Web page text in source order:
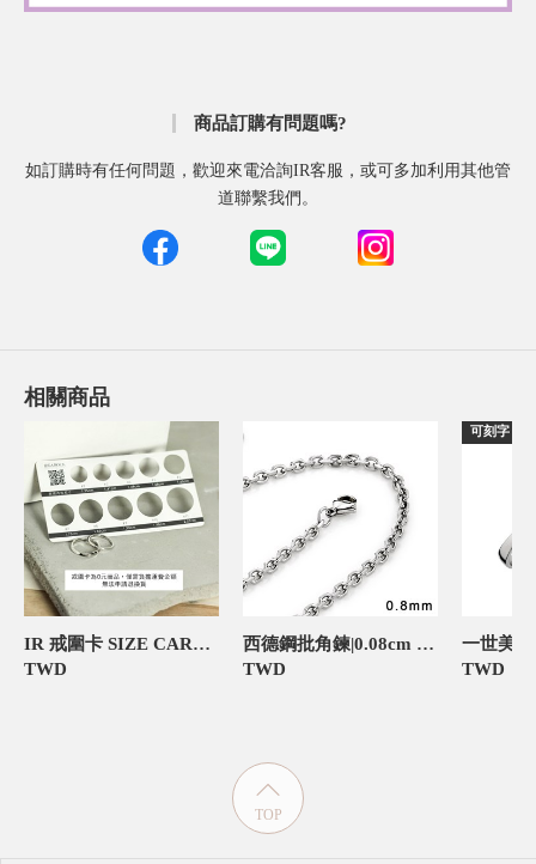
商品訂購有問題嗎?
如訂購時有任何問題，歡迎來電洽詢IR客服，或可多加利用其他管
道聯繫我們。
相關商品
IR 戒圍卡 SIZE CARD 飾品禮物包裝
TWD
西德鋼批角鍊|0.08cm 鍊子,延長鍊
TWD
可刻字
TWD
TOP